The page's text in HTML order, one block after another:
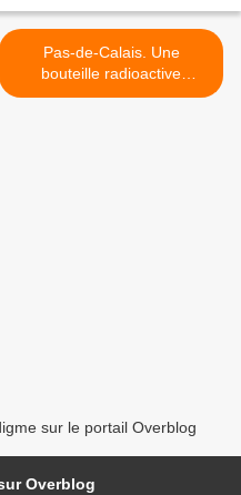
Pas-de-Calais. Une
bouteille radioactive
retrouvée dans une remise
sur le portail Overblog
Overblog